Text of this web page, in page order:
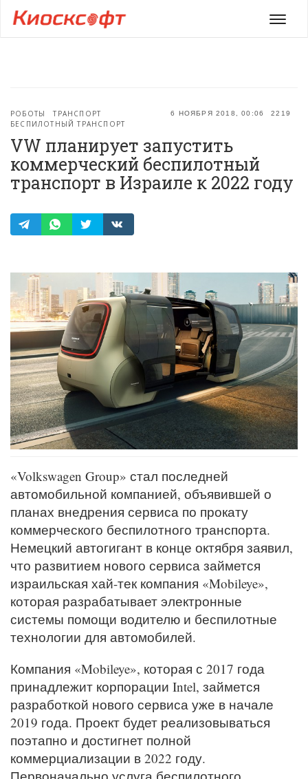
Меню
6 НОЯБРЯ 2018, 00:06 2219
РОБОТЫ
ТРАНСПОРТ
БЕСПИЛОТНЫЙ ТРАНСПОРТ
VW планирует запустить
коммерческий беспилотный
транспорт в Израиле к 2022 году
«Volkswagen Group» стал последней
автомобильной компанией, объявившей о
планах внедрения сервиса по прокату
коммерческого беспилотного транспорта.
Немецкий автогигант в конце октября заявил,
что развитием нового сервиса займется
израильская хай-тек компания «Mobileye»,
которая разрабатывает электронные
системы помощи водителю и беспилотные
технологии для автомобилей.
Компания «Mobileye», которая с 2017 года
принадлежит корпорации Intel, займется
разработкой нового сервиса уже в начале
2019 года. Проект будет реализовываться
поэтапно и достигнет полной
коммерциализации в 2022 году.